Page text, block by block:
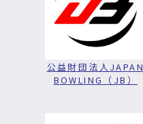
公益財団法人JAPAN
BOWLING（JB）